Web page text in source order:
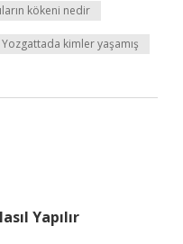
kökeni nedir
Yozgattada kimler yaşamış
Yapılır